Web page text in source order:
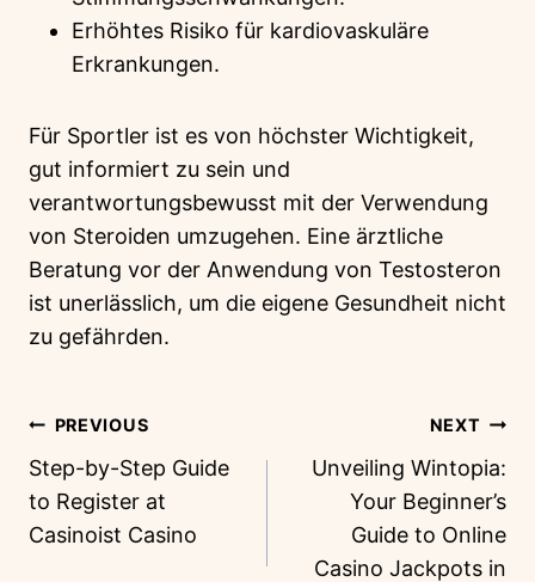
Erhöhtes Risiko für kardiovaskuläre
Erkrankungen.
Für Sportler ist es von höchster Wichtigkeit,
gut informiert zu sein und
verantwortungsbewusst mit der Verwendung
von Steroiden umzugehen. Eine ärztliche
Beratung vor der Anwendung von Testosteron
ist unerlässlich, um die eigene Gesundheit nicht
zu gefährden.
PREVIOUS
Step-by-Step Guide
to Register at
Casinoist Casino
NEXT
Unveiling Wintopia:
Your Beginner’s
Guide to Online
Casino Jackpots in